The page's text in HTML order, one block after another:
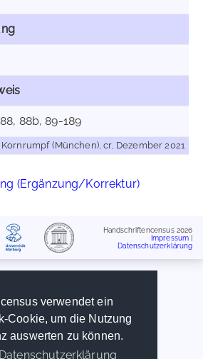
verwendet ein
Cookie, um die Nutzung
auswerten zu können.
Datenschutzerklärung
88b, 89-189
Kornrumpf (München), cr, Dezember 2021
(Ergänzung/Korrektur)
Handschriftencensus 2026
Impressum
Datenschutzerklärung